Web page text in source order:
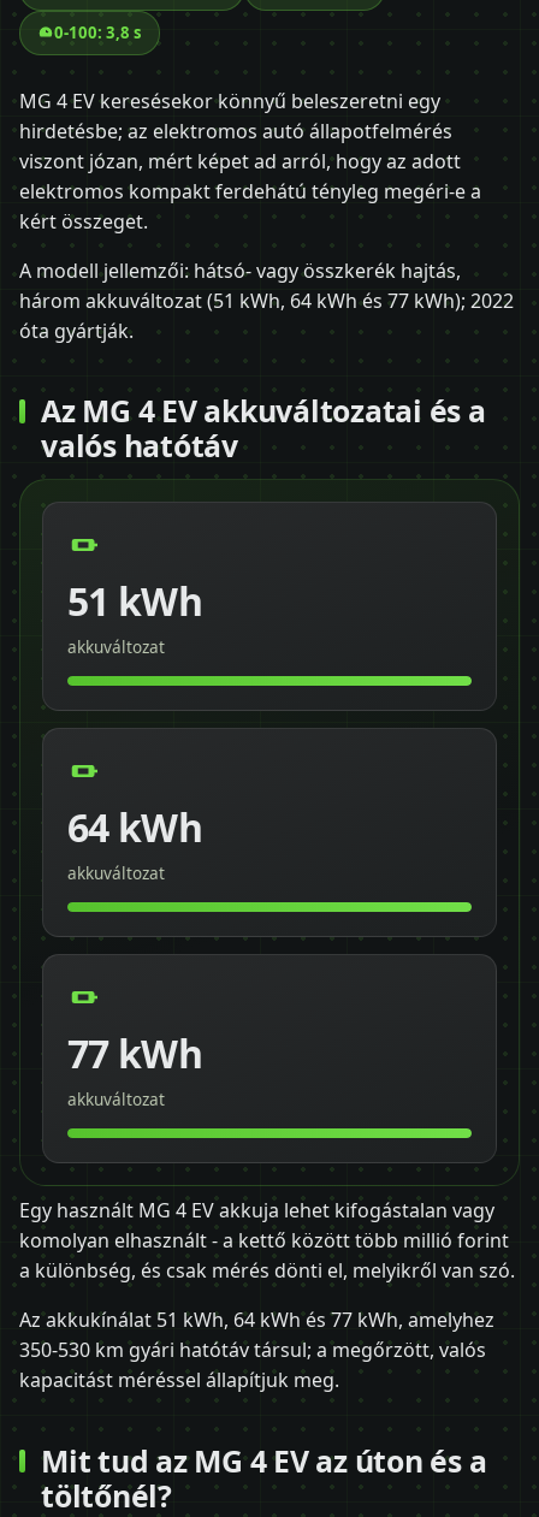
0-100: 3,8 s
MG 4 EV keresésekor könnyű beleszeretni egy
hirdetésbe; az elektromos autó állapotfelmérés
viszont józan, mért képet ad arról, hogy az adott
elektromos kompakt ferdehátú tényleg megéri-e a
kért összeget.
A modell jellemzői: hátsó- vagy összkerék hajtás,
három akkuváltozat (51 kWh, 64 kWh és 77 kWh); 2022
óta gyártják.
Az MG 4 EV akkuváltozatai és a
valós hatótáv
51 kWh
akkuváltozat
64 kWh
akkuváltozat
77 kWh
akkuváltozat
Egy használt MG 4 EV akkuja lehet kifogástalan vagy
komolyan elhasznált - a kettő között több millió forint
a különbség, és csak mérés dönti el, melyikről van szó.
Az akkukínálat 51 kWh, 64 kWh és 77 kWh, amelyhez
350-530 km gyári hatótáv társul; a megőrzött, valós
kapacitást méréssel állapítjuk meg.
Mit tud az MG 4 EV az úton és a
töltőnél?